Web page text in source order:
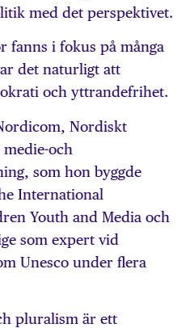
med det perspektivet.
fanns i fokus på många
det naturligt att
och yttrandefrihet.
Nordiskt
och
som hon byggde
International
Youth and Media och
som expert vid
Unesco under flera
pluralism är ett